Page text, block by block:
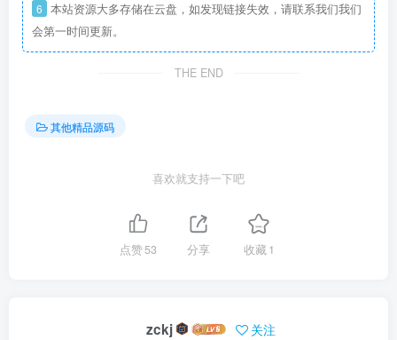
6 本站资源大多存储在云盘，如发现链接失效，请联系我们我们
会第一时间更新。
THE END
其他精品源码
喜欢就支持一下吧
点赞53 分享 收藏 1
zckj 关注